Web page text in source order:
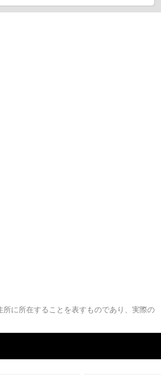
に所在することを表すものであり、実際の